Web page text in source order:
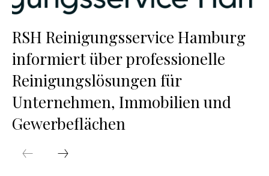
RSH Reinigungsservice Hamburg
informiert über professionelle
Reinigungslösungen für
Unternehmen, Immobilien und
Gewerbeflächen